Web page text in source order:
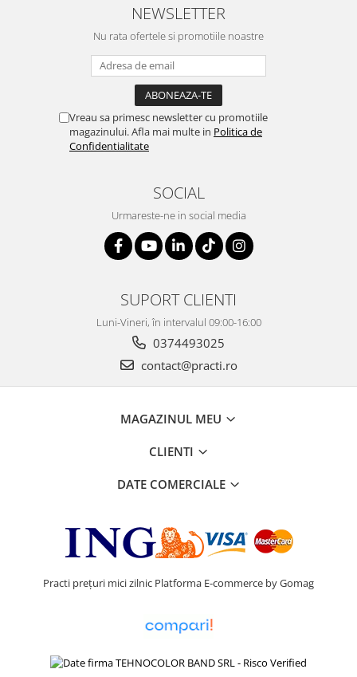
NEWSLETTER
Nu rata ofertele si promotiile noastre
Vreau sa primesc newsletter cu promotiile
magazinului. Afla mai multe in Politica de
Confidentialitate
SOCIAL
Urmareste-ne in social media
SUPORT CLIENTI
Luni-Vineri, în intervalul 09:00-16:00
0374493025
contact@practi.ro
MAGAZINUL MEU
CLIENTI
DATE COMERCIALE
Practi prețuri mici zilnic Platforma E-commerce by Gomag